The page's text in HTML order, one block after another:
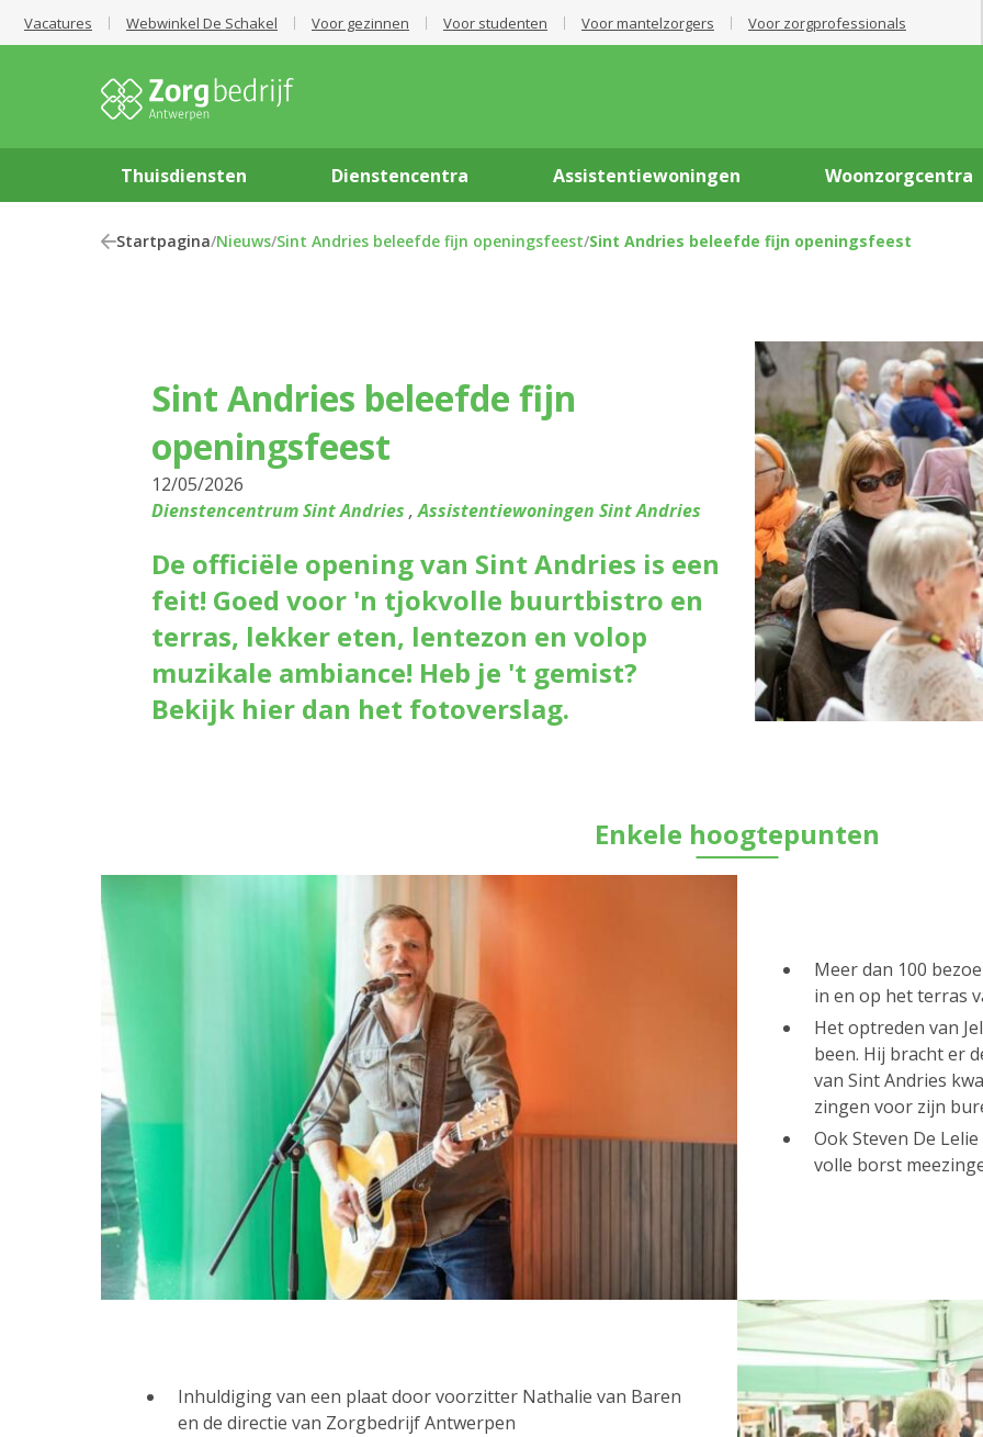
Vacatures Webwinkel De Schakel Voor gezinnen Voor studenten Voor mantelzorgers Voor zorgprofessionals
Thuisdiensten Dienstencentra Assistentiewoningen Woonzorgcentra
Startpagina/Nieuws/Sint Andries beleefde fijn openingsfeest/Sint Andries beleefde fijn openingsfeest
Sint Andries beleefde fijn
openingsfeest
12/05/2026
Dienstencentrum Sint Andries ,Assistentiewoningen Sint Andries
De officiële opening van Sint Andries is een
feit! Goed voor 'n tjokvolle buurtbistro en
terras, lekker eten, lentezon en volop
muzikale ambiance! Heb je 't gemist?
Bekijk hier dan het fotoverslag.
Enkele hoogtepunten
Meer dan 100
in en op het terras
Het optreden van
been. Hij bracht er
van Sint Andries
zingen voor zijn
Ook Steven De
volle borst
Inhuldiging van een plaat door voorzitter Nathalie van Baren
en de directie van Zorgbedrijf Antwerpen